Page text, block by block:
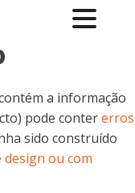
a informação
pode contererros
sido construído
ou com